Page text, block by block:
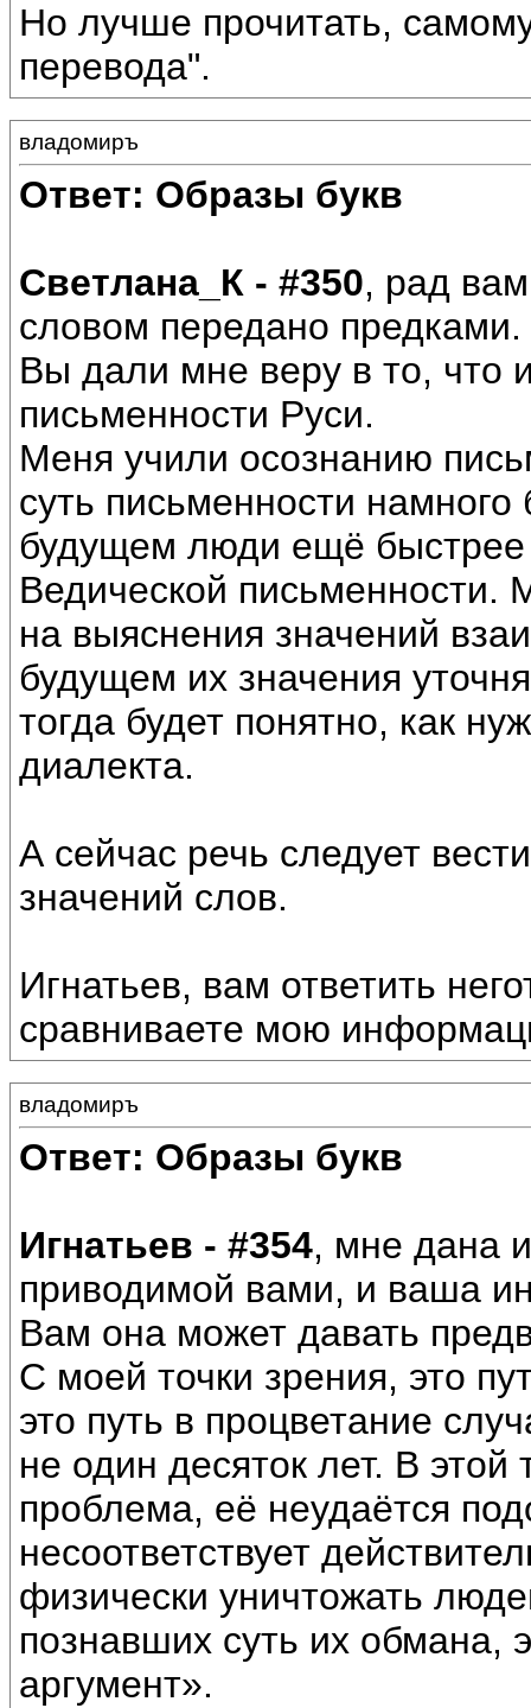
Но лучше прочитать,
перевода".
владомиръ
Ответ: Образы букв
Светлана_К - #350, рад
словом передано предками.
Вы дали мне веру в то, что
письменности Руси.
Меня учили осознанию
суть письменности намного
будущем люди ещё быстрее
Ведической письменности.
на выяснения значений
будущем их значения
тогда будет понятно, как
диалекта.
А сейчас речь следует
значений слов.
Игнатьев, вам ответить
сравниваете мою
владомиръ
Ответ: Образы букв
Игнатьев - #354, мне дана
приводимой вами, и ваша
Вам она может давать
С моей точки зрения, это
это путь в процветание
не один десяток лет. В
проблема, её неудаётся
несоответствует
физически уничтожать
познавших суть их обмана,
аргумент».